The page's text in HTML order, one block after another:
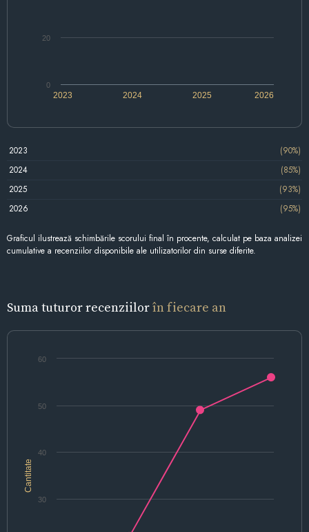
2024 2026
2023 2025
0
20
2023
(90%)
2024
(85%)
2025
(93%)
2026
(95%)
Graficul ilustrează schimbările scorului final în procente, calculat pe baza analizei
cumulative a recenziilor disponibile ale utilizatorilor din surse diferite.
Suma tuturor recenziilorîn fiecare an
Cantitate
30
40
50
60